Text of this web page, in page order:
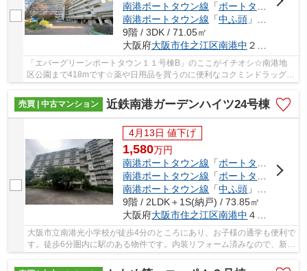
南港ポートタウン線 「ポートタウン西
南港ポートタウン線 「中ふ頭」駅 徒歩18分
9階 / 3DK / 71.05㎡
大阪府大阪市住之江区南港中 ２丁目
「エバーグリーンポートタウン１１号棟B」のここがイチオシ☆南港地
区公園まで418mです☆薬や日用品を買うのに便利なコクミンドラッグ
売買 | 中古マンション
近鉄南港ガーデンハイツ24号棟
4月13日 値下げ
1,580万円
南港ポートタウン線 「ポートタウン西
南港ポートタウン線 「ポートタウン東
南港ポートタウン線 「中ふ頭 」駅 徒歩12分
9階 / 2LDK＋1S(納戸) / 73.85㎡
大阪府大阪市住之江区南港中 ４丁目
大阪市立南港光小学校が徒歩4分のところにあり、お子様の通学も便利で
す。徒歩6分圏内に駅のある物件です。内装リフォーム済みなので、新し